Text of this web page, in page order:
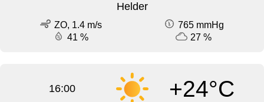
Helder
ZO, 1.4 m/s
765 mmHg
41 %
27 %
16:00 +24°C